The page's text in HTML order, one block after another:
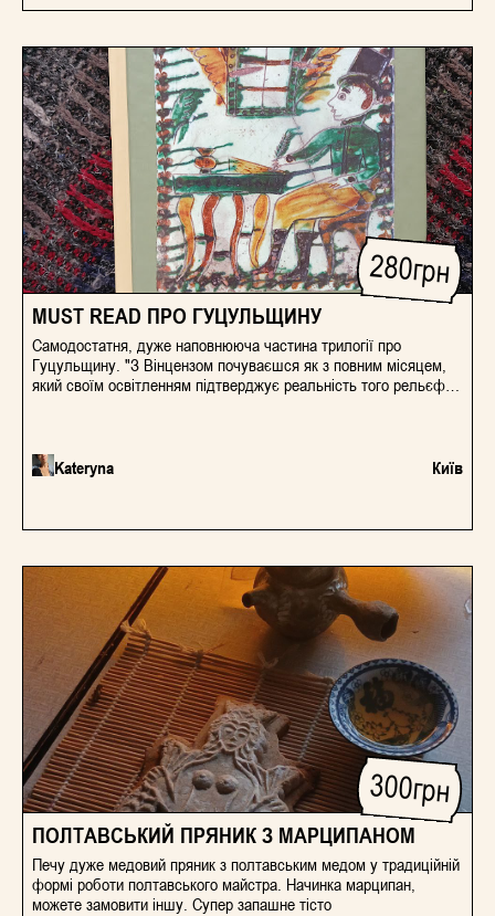
280грн
MUST READ ПРО ГУЦУЛЬЩИНУ
Самодостатня, дуже наповнююча частина трилогії про
Гуцульщину. "З Вінцензом почуваєшся як з повним місяцем,
який своїм освітленням підтверджує реальність того рельєфу,
Kateryna
Київ
300грн
ПОЛТАВСЬКИЙ ПРЯНИК З МАРЦИПАНОМ
Печу дуже медовий пряник з полтавським медом у традиційній
формі роботи полтавського майстра. Начинка марципан,
можете замовити іншу. Супер запашне тісто